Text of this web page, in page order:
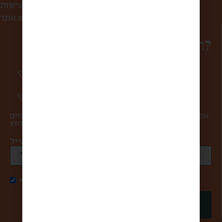
הצהרת נגישות
תקנון אתר
רוצים להפוך למשפחה?
אתם במקום הראשון בשבילנו, ולכן אנחנו אף פעם לא שולחים
אני מאשר/ת קבלת דואר פרסומי